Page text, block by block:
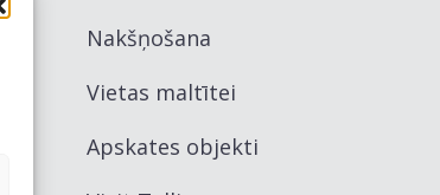
Nakšņošana
Vietas maltītei
Apskates objekti